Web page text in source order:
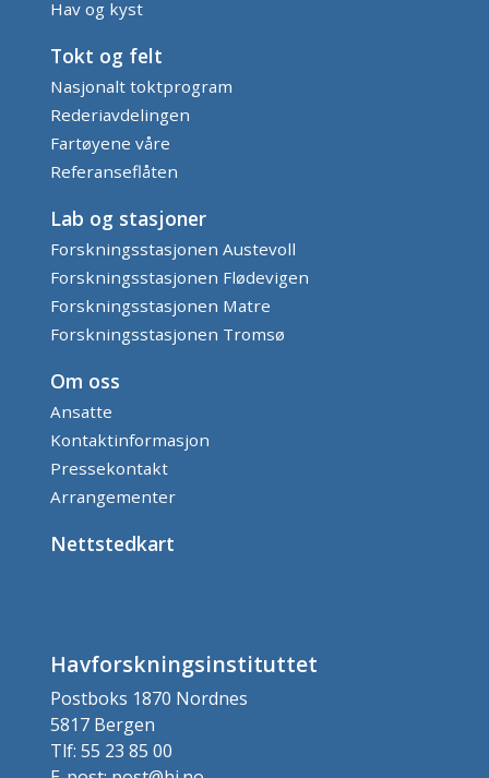
Hav og kyst
Tokt og felt
Nasjonalt toktprogram
Rederiavdelingen
Fartøyene våre
Referanseflåten
Lab og stasjoner
Forskningsstasjonen Austevoll
Forskningsstasjonen Flødevigen
Forskningsstasjonen Matre
Forskningsstasjonen Tromsø
Om oss
Ansatte
Kontaktinformasjon
Pressekontakt
Arrangementer
Nettstedkart
Havforskningsinstituttet
Postboks 1870 Nordnes
5817 Bergen
Tlf: 55 23 85 00